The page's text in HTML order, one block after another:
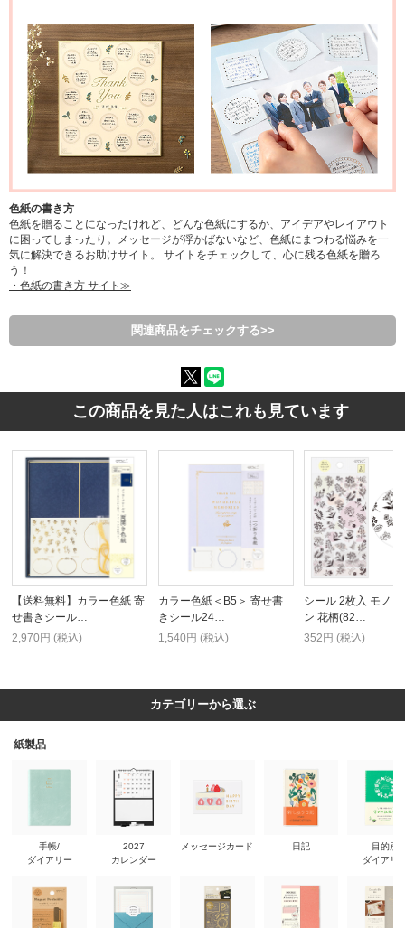
色紙の書き方
色紙を贈ることになったけれど、どんな色紙にするか、アイデアやレイアウト
に困ってしまったり。メッセージが浮かばないなど、色紙にまつわる悩みを一
気に解決できるお助けサイト。 サイトをチェックして、心に残る色紙を贈ろ
う！
・色紙の書き方 サイト≫
関連商品をチェックする>>
この商品を見た人はこれも見ています
【送料無料】カラー色紙 寄
せ書きシール…
2,970円 (税込)
カラー色紙＜B5＞ 寄せ書
きシール24…
1,540円 (税込)
シール 2枚入 モノト
ン 花柄(82…
352円 (税込)
カテゴリーから選ぶ
紙製品
手帳/
ダイアリー
2027
カレンダー
メッセージカード 日記
目的別
ダイアリ